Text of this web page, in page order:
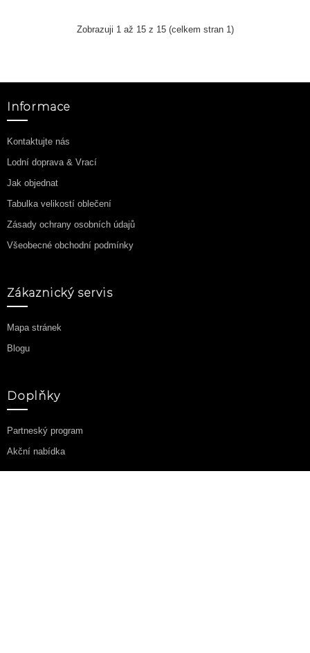
Zobrazuji 1 až 15 z 15 (celkem stran 1)
Informace
Kontaktujte nás
Lodní doprava & Vrací
Jak objednat
Tabulka velikostí oblečení
Zásady ochrany osobních údajů
Všeobecné obchodní podmínky
Zákaznický servis
Mapa stránek
Blogu
Doplňky
Partneský program
Akční nabídka